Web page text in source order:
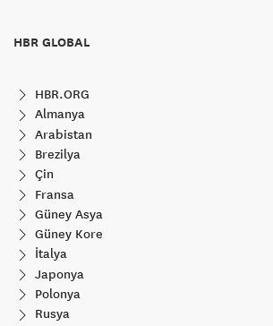
HBR GLOBAL
HBR.ORG
Almanya
Arabistan
Brezilya
Çin
Fransa
Güney Asya
Güney Kore
İtalya
Japonya
Polonya
Rusya